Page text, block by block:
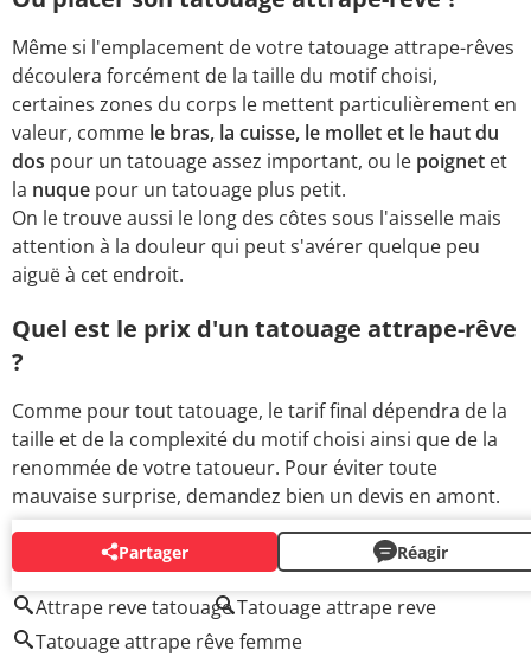
Même si l'emplacement de votre tatouage attrape-rêves
découlera forcément de la taille du motif choisi,
certaines zones du corps le mettent particulièrement en
valeur, comme le bras, la cuisse, le mollet et le haut du
dos pour un tatouage assez important, ou le poignet et
la nuque pour un tatouage plus petit.
On le trouve aussi le long des côtes sous l'aisselle mais
attention à la douleur qui peut s'avérer quelque peu
aiguë à cet endroit.
Quel est le prix d'un tatouage attrape-rêve
?
Comme pour tout tatouage, le tarif final dépendra de la
taille et de la complexité du motif choisi ainsi que de la
renommée de votre tatoueur. Pour éviter toute
mauvaise surprise, demandez bien un devis en amont.
Partager Réagir
AUTOUR DU MÊME SUJET
Attrape reve tatouageTatouage attrape reve
Tatouage attrape rêve femme